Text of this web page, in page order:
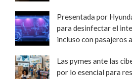
Presentada por
para desinfectar el
incluso con pasajeros
Las pymes ante las
por lo esencial para